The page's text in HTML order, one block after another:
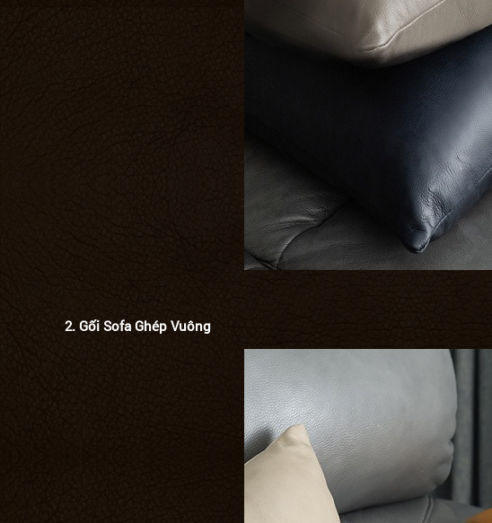
2. Gối Sofa Ghép Vuông